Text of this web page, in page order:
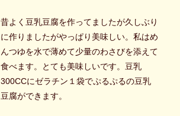
昔よく豆乳豆腐を作ってましたが久しぶり
に作りましたがやっぱり美味しい。私はめ
んつゆを水で薄めて少量のわさびを添えて
食べます。とても美味しいです。豆乳
300CCにゼラチン１袋でぷるぷるの豆乳
豆腐ができます。